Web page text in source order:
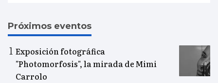
Próximos eventos
Exposición fotográfica
"Photomorfosis", la mirada de Mimi
Carrolo